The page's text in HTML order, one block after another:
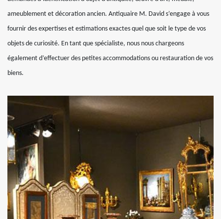
ameublement et décoration ancien. Antiquaire M. David s’engage à vous
fournir des expertises et estimations exactes quel que soit le type de vos
objets de curiosité. En tant que spécialiste, nous nous chargeons
également d’effectuer des petites accommodations ou restauration de vos
biens.